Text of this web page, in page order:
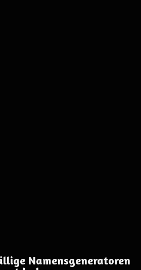
Namensgeneratoren